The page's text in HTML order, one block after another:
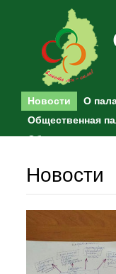
Новости О
Общественная
Общественные
Новости